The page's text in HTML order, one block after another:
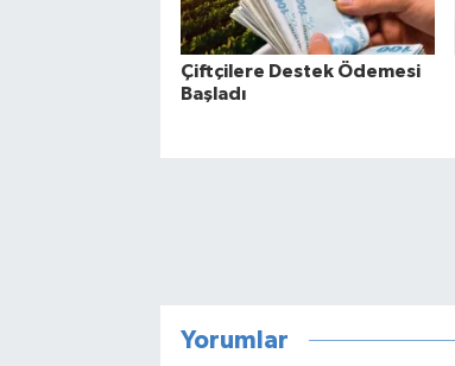
Çiftçilere Destek Ödemesi
Başladı
Yorumlar